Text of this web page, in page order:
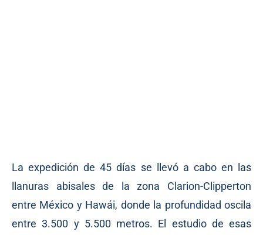
La expedición de 45 días se llevó a cabo en las
llanuras abisales de la zona Clarion-Clipperton
entre México y Hawái, donde la profundidad oscila
entre 3.500 y 5.500 metros. El estudio de esas